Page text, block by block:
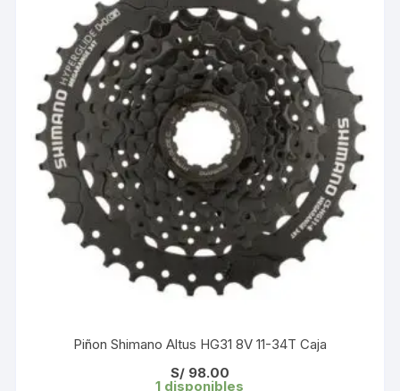
Piñon Shimano Altus HG31 8V 11-34T Caja
S/98.00
1 disponibles